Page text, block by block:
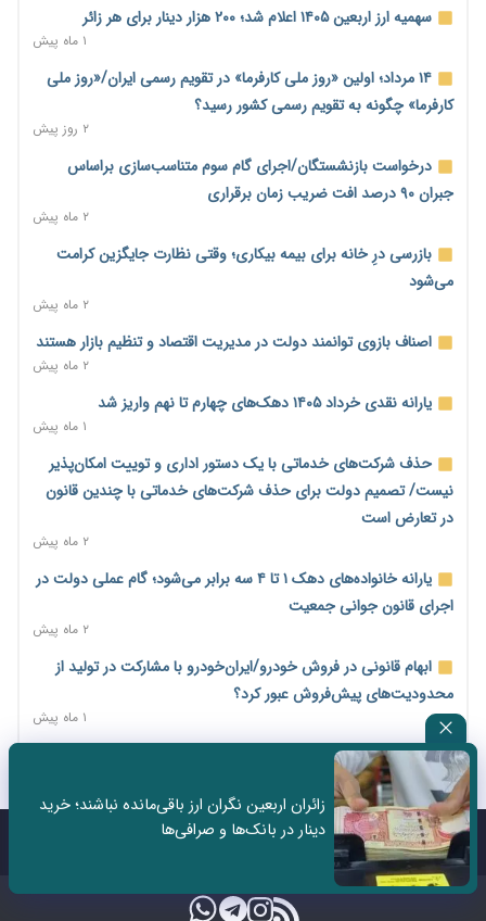
اساسی تبدیل شود
۱ روز پیش
خانه کارگر قزوین: شکاف دستمزد و هزینه معیشت هر روز عمیق‌تر
می‌شود
۱ روز پیش
رئیس سازمان امور مالیاتی: بلاگرهای پردرآمد مشمول پرداخت
مالیات هستند
۱ روز پیش
پیش‌بینی افزایش تولید برنج؛ نیاز وارداتی کشور به ۵۰۰ هزار تن
کاهش می‌یابد
۱ روز پیش
امضای تفاهم‌نامه تجاری ایران و پاکستان؛ هدف‌گذاری تجارت ۱۰
اختیارات جدید گمرکات برای تمدید ورود موقت کالا و خودرو تا
پایان شهریور ابلاغ شد
۱ روز پیش
مرحله سیزدهم کالابرگ در سایه تورم؛ قدرت خرید یارانه یک‌میلیونی
۱۴ مرداد؛ اولین «روز ملی کارفرما» در تقویم رسمی ایران/«روز ملی
کارفرما» چگونه به تقویم رسمی کشور رسید؟
۲ روز پیش
سکه در یک قدمی ۱۸۵ میلیون تومان
۳ روز پیش
تشکل‌ها در مسیر ارتقای تاب‌آوری اعضا برنامه‌ریزی کنند
ساماندهی نیروهای شرکتی نباید قربانی ملاحظات انتخاباتی شود/
سهمیه ارز اربعین ۱۴۰۵ اعلام شد؛ ۲۰۰ هزار دینار برای هر زائر
۱ ماه پیش
۱۴ مرداد؛ اولین «روز ملی کارفرما» در تقویم رسمی ایران/«روز ملی
کارفرما» چگونه به تقویم رسمی کشور رسید؟
۲ روز پیش
درخواست بازنشستگان/اجرای گام سوم متناسب‌سازی براساس
جبران ۹۰ درصد افت ضریب زمان برقراری
۲ ماه پیش
بازرسی درِ خانه برای بیمه بیکاری؛ وقتی نظارت جایگزین کرامت
می‌شود
۲ ماه پیش
اصناف بازوی توانمند دولت در مدیریت اقتصاد و تنظیم بازار هستند
۲ ماه پیش
یارانه نقدی خرداد ۱۴۰۵ دهک‌های چهارم تا نهم واریز شد
۱ ماه پیش
حذف شرکت‌های خدماتی با یک دستور اداری و توییت امکان‌پذیر
نیست/ تصمیم دولت برای حذف شرکت‌های خدماتی با چندین قانون
در تعارض است
۲ ماه پیش
یارانه خانواده‌های دهک ۱ تا ۴ سه برابر می‌شود؛ گام عملی دولت در
اجرای قانون جوانی جمعیت
۲ ماه پیش
ابهام قانونی در فروش خودرو/ایران‌خودرو با مشارکت در تولید از
محدودیت‌های پیش‌فروش عبور کرد؟
۱ ماه پیش
سه نماد جدید اخزا در فرابورس پذیرش شد
ثبت نادرست عنوان شغلی، کارگر و کارفرما را با جریمه و شکایت
روبه‌رو می‌کند
زائران اربعین نگران ارز باقی‌مانده نباشند؛ خرید
دینار در بانک‌ها و صرافی‌ها